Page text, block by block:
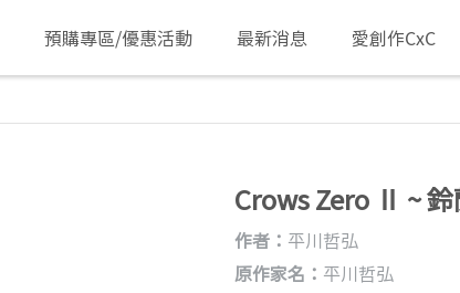
預購專區/優惠活動 最新消息 愛創作CxC
Crows Zero Ⅱ ~ 鈴
作者： 平川哲弘
原作家名： 平川哲弘